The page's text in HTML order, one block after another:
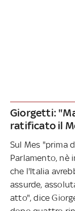
Giorgetti:
ratificato il
Sul Mes "prima
Parlamento, nè
che l'Italia
assurde,
atto", dice